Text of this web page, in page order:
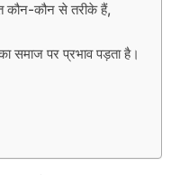
कौन-कौन से तरीके हैं,
समाज पर प्रभाव पड़ता है।